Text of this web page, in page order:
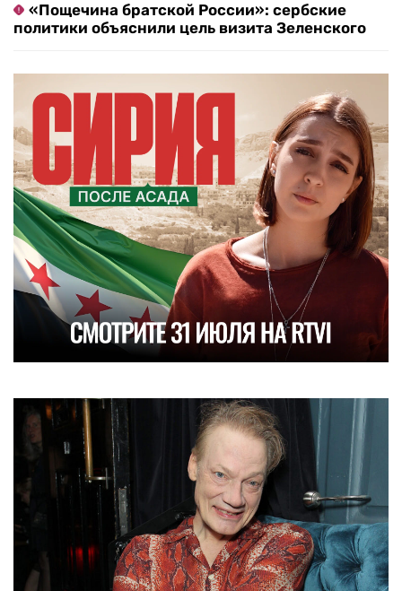
«Пощечина братской России»: сербские
политики объяснили цель визита Зеленского